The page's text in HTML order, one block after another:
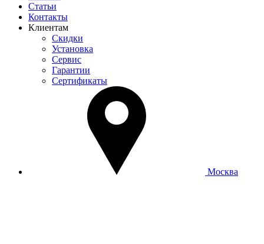
Статьи
Контакты
Клиентам
Скидки
Установка
Сервис
Гарантии
Сертификаты
Москва